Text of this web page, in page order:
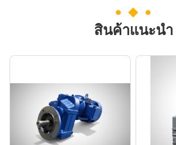
สินค้าแนะนำ